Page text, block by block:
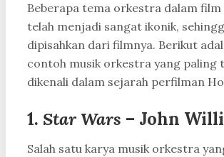
Beberapa tema orkestra dalam
telah menjadi sangat ikonik,
dipisahkan dari filmnya. Berikut
contoh musik orkestra yang paling
dikenali dalam sejarah perfilman
1. Star Wars – John
Salah satu karya musik orkestra